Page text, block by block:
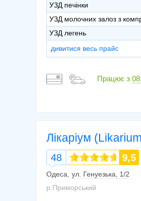
УЗД печінки
УЗД молочних залоз з
УЗД легень
дивитися весь прайс
Працює з
Лікаріум
48 9,5
Одеса
ул. Генуезька, 1/2
р.Приморський